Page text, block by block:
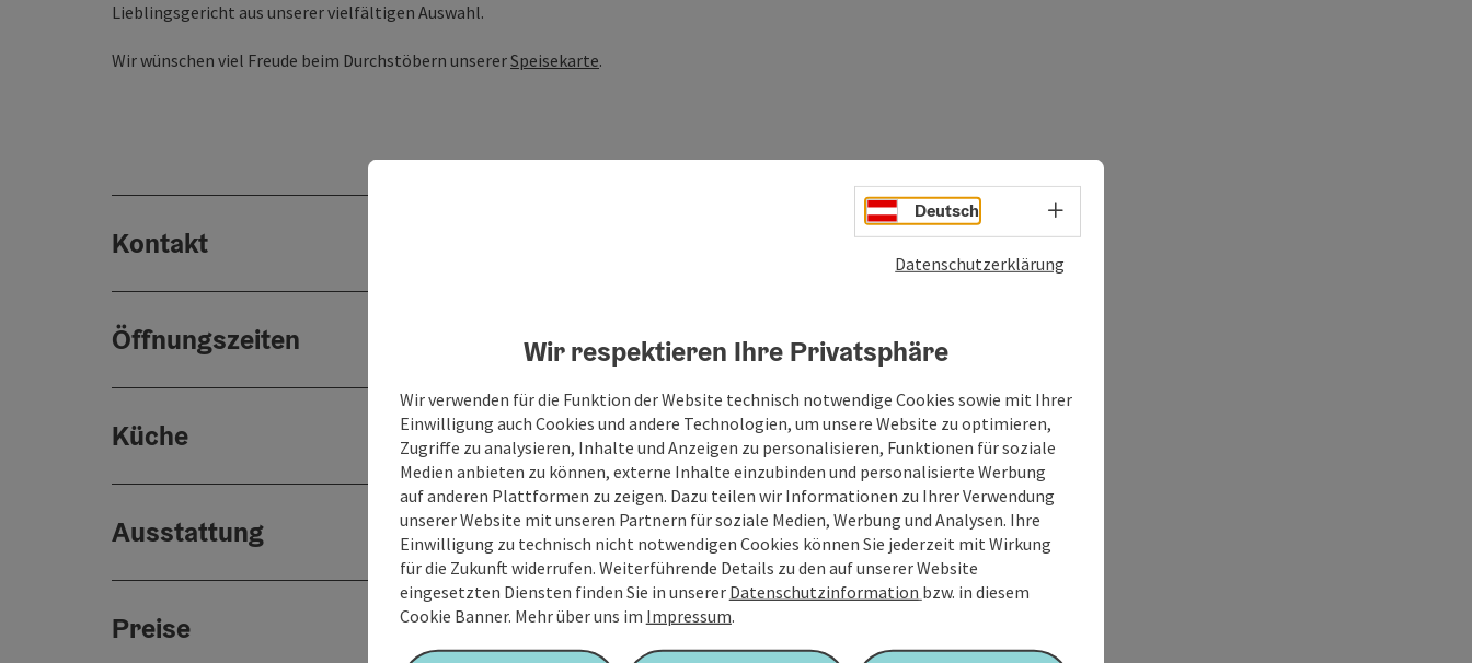
Lieblingsgericht aus unserer vielfältigen Auswahl.
Wir wünschen viel Freude beim Durchstöbern unsererSpeisekarte.
Kontakt
Öffnungszeiten
Küche
Ausstattung
Preise
Deutsch Sprachwahl - Menü öffnen
Datenschutzerklärung
Wir respektieren Ihre Privatsphäre
Wir verwenden für die Funktion der Website technisch notwendige Cookies sowie mit Ihrer
Einwilligung auch Cookies und andere Technologien, um unsere Website zu optimieren,
Zugriffe zu analysieren, Inhalte und Anzeigen zu personalisieren, Funktionen für soziale
Medien anbieten zu können, externe Inhalte einzubinden und personalisierte Werbung
auf anderen Plattformen zu zeigen. Dazu teilen wir Informationen zu Ihrer Verwendung
unserer Website mit unseren Partnern für soziale Medien, Werbung und Analysen. Ihre
Einwilligung zu technisch nicht notwendigen Cookies können Sie jederzeit mit Wirkung
für die Zukunft widerrufen. Weiterführende Details zu den auf unserer Website
eingesetzten Diensten finden Sie in unserer Datenschutzinformation bzw. in diesem
Cookie Banner. Mehr über uns im Impressum.